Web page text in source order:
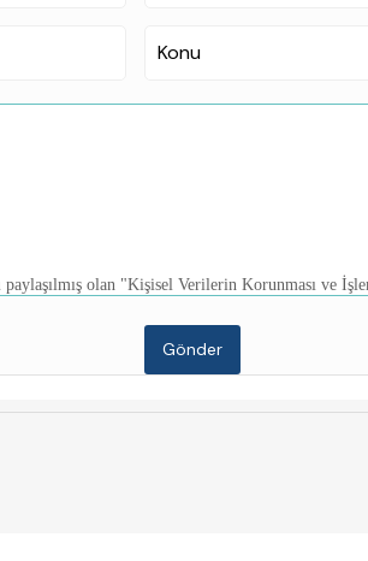
paylaşılmış olan "Kişisel Verilerin Korunması ve